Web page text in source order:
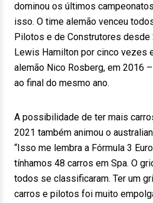
dominou os últimos
isso. O time alemão venceu
Pilotos e de Construtores desde
Lewis Hamilton por cinco vezes
alemão Nico Rosberg, em 2016
ao final do mesmo ano.
A possibilidade de ter mais
2021 também animou o
“Isso me lembra a Fórmula 3
tínhamos 48 carros em Spa. O
todos se classificaram. Ter um
carros e pilotos foi muito